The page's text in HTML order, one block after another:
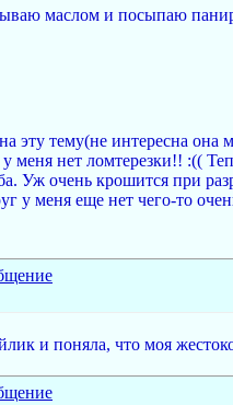
маслом и посыпаю
на эту тему(не интересна
меня нет ломтерезки!! :((
Уж очень крошится при
у меня еще нет чего-то
и поняла, что моя